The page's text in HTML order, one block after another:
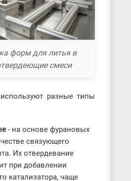
форм для литья в
смеси
разные типы
- на основе фурановых
связующего
Их отвердевание
при добавлении
катализатора, чаще